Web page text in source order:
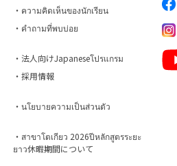
・ความคิดเห็นของนักเรียน
・คำถามที่พบบ่อย
・法人向けJapaneseโปรแกรม
・採用情報
・นโยบายความเป็นส่วนตัว
・สาขาโตเกียว 2026ปีหลักสูตรระยะ
ยาว休暇期間について